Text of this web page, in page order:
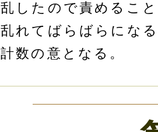
乱したので責めるこ
乱れてばらばらにな
計数の意となる。